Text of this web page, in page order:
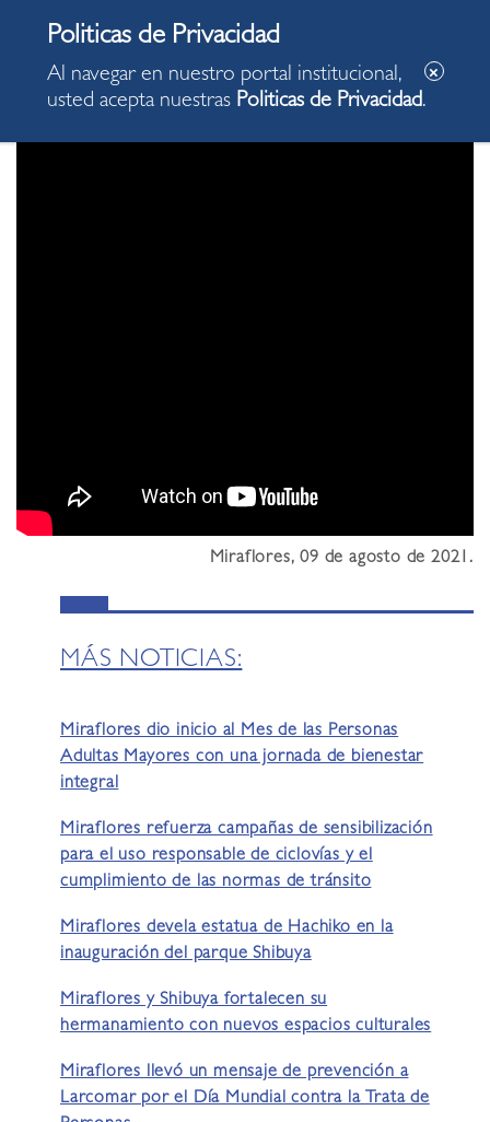
de hoy lunes, 09 de agosto de 2021, con algunas de las
acciones desarrolladas en nuestro distrito.
Miraflores, 09 de agosto de 2021.
MÁS NOTICIAS:
Miraflores dio inicio al Mes de las Personas
Adultas Mayores con una jornada de bienestar
integral
Miraflores refuerza campañas de sensibilización
para el uso responsable de ciclovías y el
cumplimiento de las normas de tránsito
Miraflores devela estatua de Hachiko en la
inauguración del parque Shibuya
Miraflores y Shibuya fortalecen su
hermanamiento con nuevos espacios culturales
Miraflores llevó un mensaje de prevención a
Larcomar por el Día Mundial contra la Trata de
Al navegar en nuestro portal institucional,
usted acepta nuestras Politicas de Privacidad.